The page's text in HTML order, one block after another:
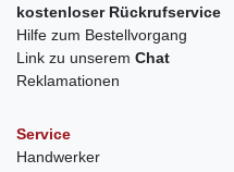
kostenloser Rückrufservice
Hilfe zum Bestellvorgang
Link zu unserem Chat
Reklamationen
Service
Handwerker